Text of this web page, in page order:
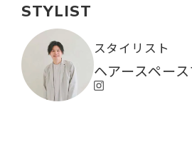
STYLIST
スタイリスト
ヘアースペー